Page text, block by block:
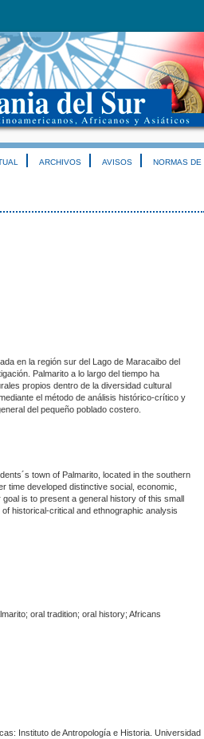
ARCHIVOS AVISOS NORMAS DE
en la región sur del Lago de Maracaibo del
Palmarito a lo largo del tiempo ha
propios dentro de la diversidad cultural
el método de análisis histórico-crítico y
del pequeño poblado costero.
town of Palmarito, located in the southern
time developed distinctive social, economic,
is to present a general history of this small
historical-critical and ethnographic analysis
oral tradition; oral history; Africans
Instituto de Antropología e Historia. Universidad